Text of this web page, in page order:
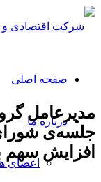
صفحه اصلی
درباره ما
اعضای
مدیرعامل
جلسه‌ی
افزایش سهم